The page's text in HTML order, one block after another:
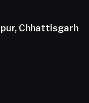
Chhattisgarh